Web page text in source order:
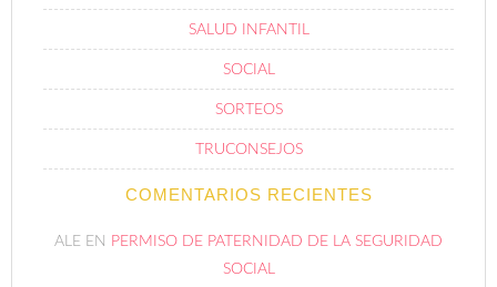
SALUD INFANTIL
SOCIAL
SORTEOS
TRUCONSEJOS
COMENTARIOS RECIENTES
ALE EN PERMISO DE PATERNIDAD DE LA SEGURIDAD
SOCIAL